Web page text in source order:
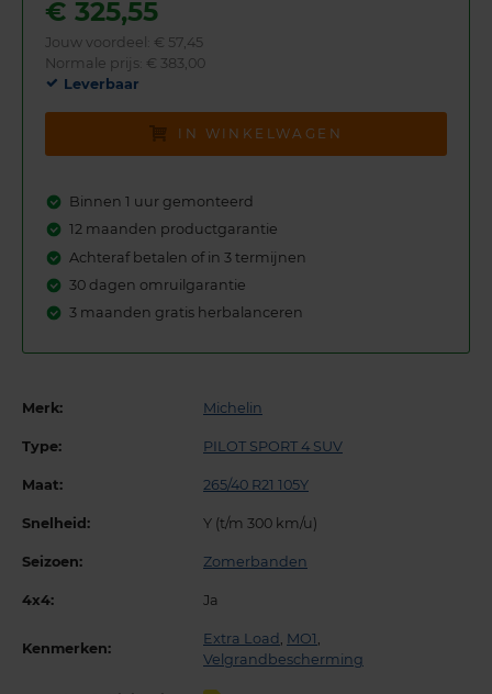
€ 325,55
Jouw voordeel: € 57,45
Normale prijs: € 383,00
Leverbaar
IN WINKELWAGEN
Binnen 1 uur gemonteerd
12 maanden productgarantie
Achteraf betalen of in 3 termijnen
30 dagen omruilgarantie
3 maanden gratis herbalanceren
Merk: Michelin
Type: PILOT SPORT 4 SUV
Maat: 265/40 R21 105Y
Snelheid: Y (t/m 300 km/u)
Seizoen: Zomerbanden
4x4: Ja
Kenmerken:
Extra Load MO1
Velgrandbescherming